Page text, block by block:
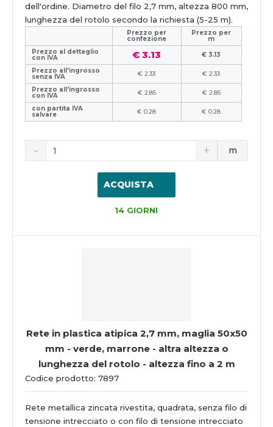
dell'ordine. Diametro del filo 2,7 mm, altezza 800 mm,
lunghezza del rotolo secondo la richiesta (5-25 m).
Prezzo per
confezione
Prezzo per
m
Prezzo al dettaglio
con IVA € 3.13
€ 3.13
Prezzo all'ingrosso
senza IVA € 2.33
€ 2.33
Prezzo all'ingrosso
con IVA € 2.85
€ 2.85
con partita IVA
salvare € 0.28 € 0.28
m
ACQUISTA
14 GIORNI
Rete in plastica atipica 2,7 mm, maglia 50x50
mm - verde, marrone - altra altezza o
lunghezza del rotolo - altezza fino a 2 m
Codice prodotto: 7897
Rete metallica zincata rivestita, quadrata, senza filo di
tensione intrecciato o con filo di tensione intrecciato